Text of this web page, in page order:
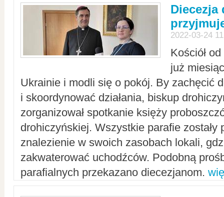
Diecezja
2022-03-24
Kościół
już
Ukrainie i modli się o pokój. By zachęcić
i skoordynować działania, biskup
zorganizował spotkanie księży
drohiczyńskiej. Wszystkie parafie zostały
znalezienie w swoich zasobach lokali,
zakwaterować uchodźców. Podobną
parafialnych przekazano diecezjanom.